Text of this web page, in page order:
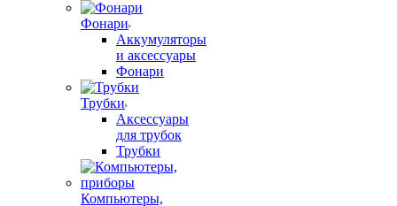
Фонари
Аккумуляторы
и аксессуары
Фонари
Трубки
Аксессуары
для трубок
Трубки
Компьютеры,